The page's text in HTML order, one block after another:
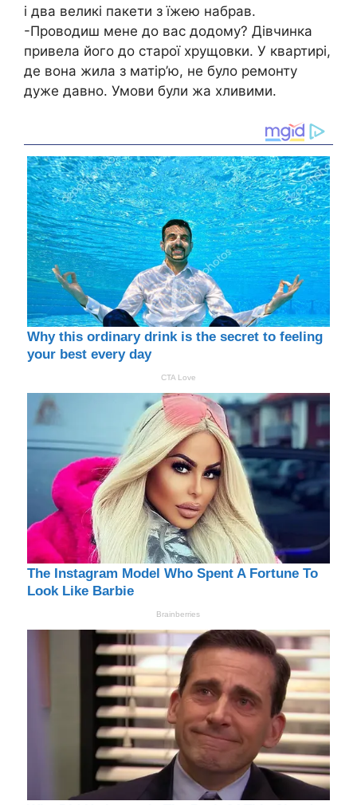
і два великі пакети з їжею набрав.
-Проводиш мене до вас додому? Дівчинка
привела його до старої хрущовки. У квартирі,
де вона жила з матір’ю, не було ремонту
дуже давно. Умови були жа хливими.